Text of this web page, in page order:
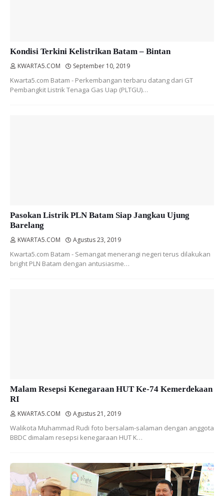
Kondisi Terkini Kelistrikan Batam – Bintan
KWARTA5.COM September 10, 2019
Kwarta5.com Batam - Perkembangan terbaru datang dari GT
Pembangkit Listrik Tenaga Gas Uap (PLTGU)…
Pasokan Listrik PLN Batam Siap Jangkau Ujung
Barelang
KWARTA5.COM Agustus 23, 2019
Kwarta5.com Batam - Semangat menerangi negeri terus dilakukan
bright PLN Batam dengan antusiasme…
Malam Resepsi Kenegaraan HUT Ke-74 Kemerdekaan
RI
KWARTA5.COM Agustus 21, 2019
Walikota Muhammad Rudi foto bersalam-salaman dengan anggota
BBDC dimalam resepsi kenegaraan HUT K…